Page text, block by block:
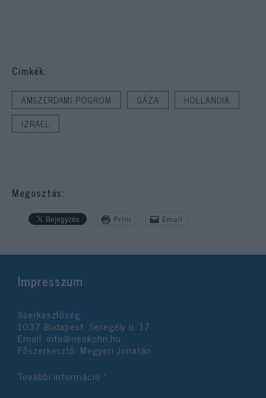
Cimkék:
AMSZERDAMI POGROM GÁZA
HOLLANDIA
IZRAEL
Megosztás:
Print Email
Impresszum
Szerkesztőség:
1037 Budapest, Seregély u. 17.
Email: info@neokohn.hu
Főszerkesztő: Megyeri Jonatán
További információ »